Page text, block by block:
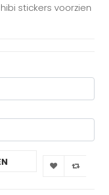
stickers voorzien